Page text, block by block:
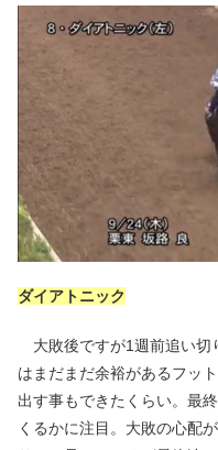
ダイアトニック
大敗後ですが1週前追い切
はまだまだ余裕があるフッ
出す事もできたくらい。最
くるかに注目。大敗の心配